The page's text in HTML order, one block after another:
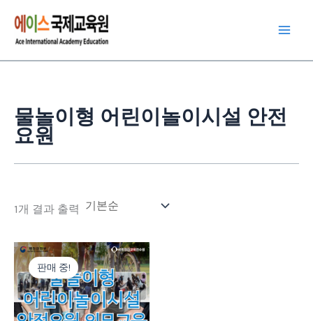
로
물놀이형 어린이놀이시설 안전
요원
1개 결과 출력
판매 중!
원
래
가
격:
40,000
원.
현
재
가
격:
30,000
원.